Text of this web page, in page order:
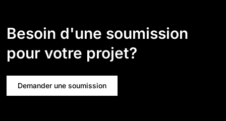
Besoin d'une soumission
pour votre projet?
Demander une soumission